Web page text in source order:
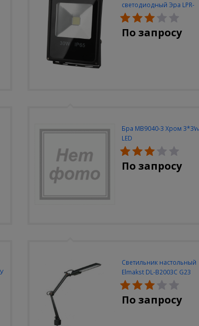
светодиодный Эра LPR-
30W-6500K-M
По запросу
Бра MB9040-3 Хром 3*3W
LED
По запросу
Светильник настольный
Elmakst DL-B2003C G23
черный струбцина
По запросу